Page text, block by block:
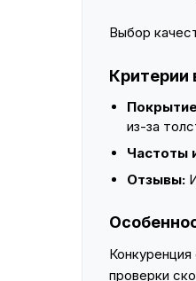
Выбор
Критерии
из-за
Частоты
Отзывы:
проверки